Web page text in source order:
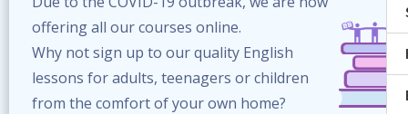
offering all our courses online.
Why not sign up to our quality English
lessons for adults, teenagers or children
from the comfort of your own home?